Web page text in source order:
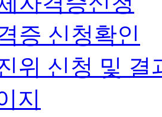
증 신청확인
위 신청 및 결
지